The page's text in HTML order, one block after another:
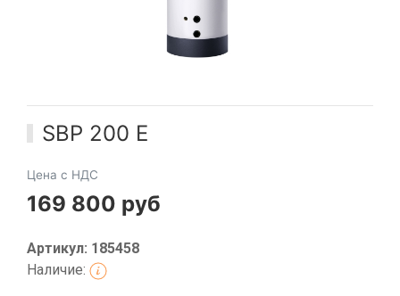
SBP 200 E
Цена с НДС
169 800 руб
Артикул: 185458
Наличие: